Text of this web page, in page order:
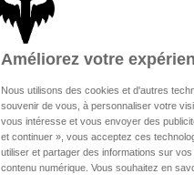
Améliorez votre
Nous utilisons des cookies et d'autres
souvenir de vous, à personnaliser votre
vous intéresse et vous envoyer des
et continuer », vous acceptez ces
utiliser et partager des informations sur
contenu numérique. Vous souhaitez en